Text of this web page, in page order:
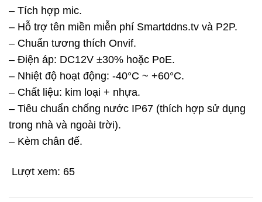
– Tích hợp mic.
– Hỗ trợ tên miền miễn phí Smartddns.tv và P2P.
– Chuẩn tương thích Onvif.
– Điện áp: DC12V ±30% hoặc PoE.
– Nhiệt độ hoạt động: -40°C ~ +60°C.
– Chất liệu: kim loại + nhựa.
– Tiêu chuẩn chống nước IP67 (thích hợp sử dụng
trong nhà và ngoài trời).
– Kèm chân đế.
Lượt xem: 65